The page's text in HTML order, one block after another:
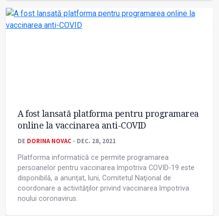
A fost lansată platforma pentru programarea
online la vaccinarea anti-COVID
DE DORINA NOVAC - DEC. 28, 2021
Platforma informatică ce permite programarea
persoanelor pentru vaccinarea împotriva COVID-19 este
disponibilă, a anunţat, luni, Comitetul Naţional de
coordonare a activităţilor privind vaccinarea împotriva
noului coronavirus.